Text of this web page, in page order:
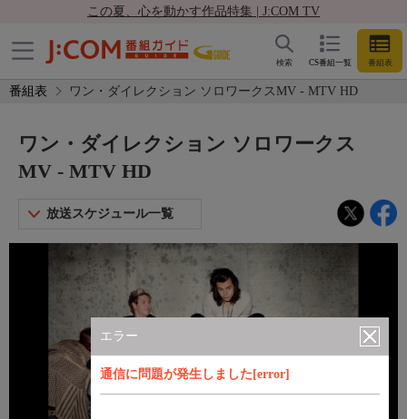
この夏、心を動かす作品特集 | J:COM TV
CS番組一覧 番組表
検索
番組表 ワン・ダイレクション ソロワークスMV - MTV HD
エラー
通信に問題が発生しました[error]
ワン・ダイレクション ソロワークス
MV - MTV HD
放送スケジュール一覧